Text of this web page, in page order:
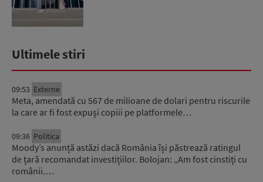
Ultimele stiri
09:53 Externe
Meta, amendată cu 567 de milioane de dolari pentru riscurile
la care ar fi fost expuși copiii pe platformele…
09:36 Politica
Moody’s anunță astăzi dacă România își păstrează ratingul
de țară recomandat investițiilor. Bolojan: „Am fost cinstiți cu
românii.…